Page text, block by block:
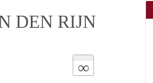
DEN RIJN
∞